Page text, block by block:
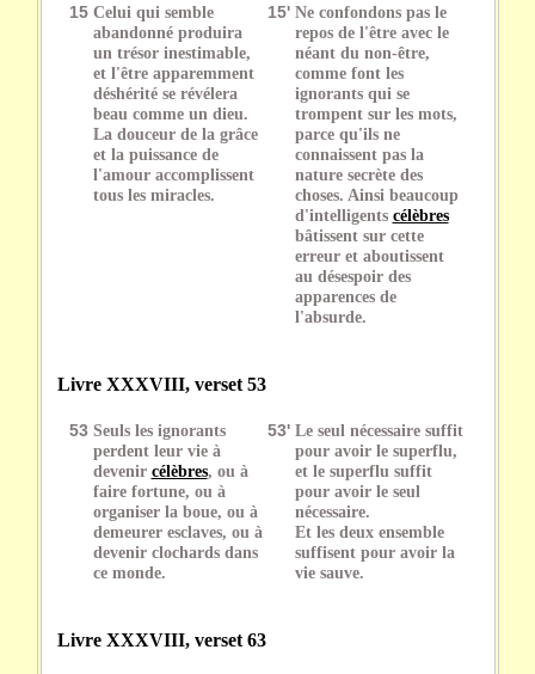
15 Celui qui semble
abandonné produira
un trésor inestimable,
et l'être apparemment
déshérité se révélera
beau comme un dieu.
La douceur de la grâce
et la puissance de
l'amour accomplissent
tous les miracles.
15' Ne confondons pas le
repos de l'être avec le
néant du non-être,
comme font les
ignorants qui se
trompent sur les mots,
parce qu'ils ne
connaissent pas la
nature secrète des
choses. Ainsi beaucoup
d'intelligents célèbres
bâtissent sur cette
erreur et aboutissent
au désespoir des
apparences de
l'absurde.
Livre XXXVIII, verset 53
53 Seuls les ignorants
perdent leur vie à
devenir célèbres, ou à
faire fortune, ou à
organiser la boue, ou à
demeurer esclaves, ou à
devenir clochards dans
ce monde.
53' Le seul nécessaire suffit
pour avoir le superflu,
et le superflu suffit
pour avoir le seul
nécessaire.
Et les deux ensemble
suffisent pour avoir la
vie sauve.
Livre XXXVIII, verset 63